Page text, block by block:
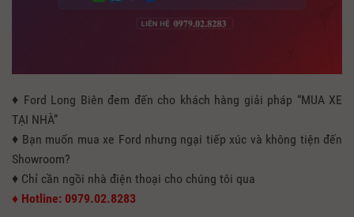
♦ Ford Long Biên đem đến cho khách hàng giải pháp “MUA XE
TẠI NHÀ”
♦ Bạn muốn mua xe Ford nhưng ngại tiếp xúc và không tiện đến
Showroom?
♦ Chỉ cần ngồi nhà điện thoại cho chúng tôi qua
♦ Hotline: 0979.02.8283